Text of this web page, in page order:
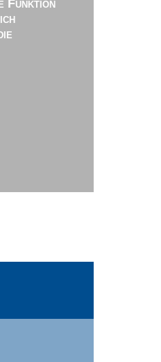
Funktion